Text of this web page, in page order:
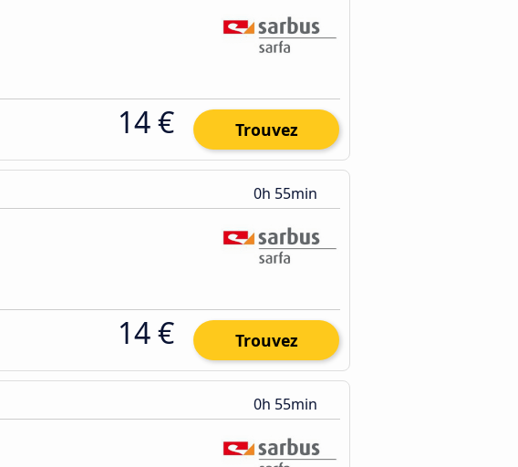
14 € Trouvez
0h 55min
14 € Trouvez
0h 55min